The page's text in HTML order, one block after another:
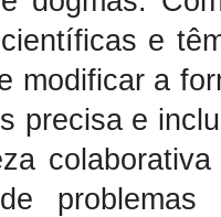
e
modificar a
precisa e